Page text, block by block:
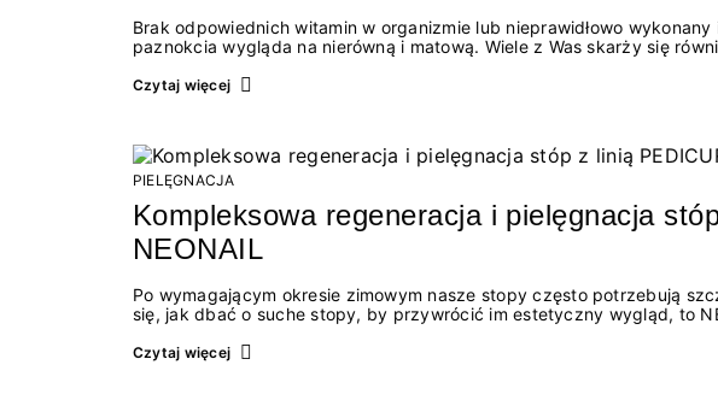
Brak odpowiednich witamin w organizmie lub nieprawidłowo
paznokcia wygląda na nierówną i matową. Wiele z Was skarży się
manicure japoński? ● Jak często wykonywać manicure japoński ● Jak samemu zrobić manicure
Czytaj więcej
PIELĘGNACJA
Kompleksowa regeneracja i pielęgnacja
NEONAIL
Po wymagającym okresie zimowym nasze stopy często potrzebują
się, jak dbać o suche stopy, by przywrócić im estetyczny wygląd, to
opracowana z myślą o przywróceniu skórze stóp uczucia gładkości,
Czytaj więcej